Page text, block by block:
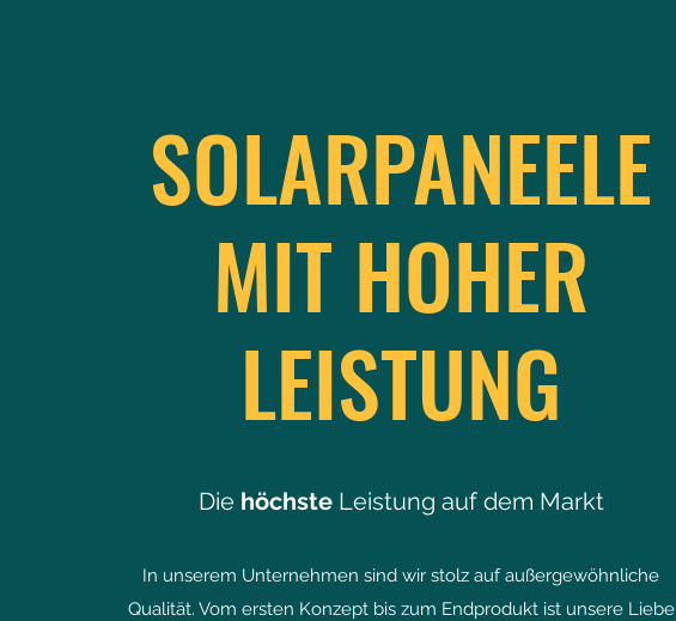
SOLARPANEELE
MIT HOHER
LEISTUNG
Die höchsteLeistung auf dem Markt
In unserem Unternehmen sind wir stolz auf außergewöhnliche
Qualität. Vom ersten Konzept bis zum Endprodukt ist unsere Liebe